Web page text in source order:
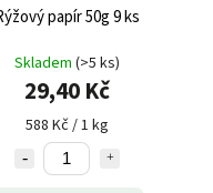
Rýžový papír 50g 9 ks
Skladem (>5 ks)
29,40 Kč
588 Kč / 1 kg